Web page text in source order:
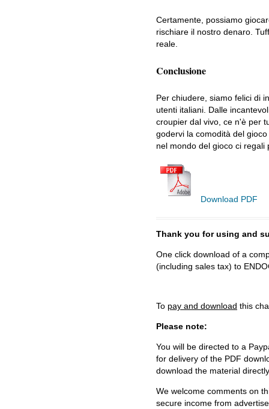
Certamente, possiamo
rischiare il nostro denaro.
reale.
Conclusione
Per chiudere, siamo felici di
utenti italiani. Dalle
croupier dal vivo, ce n'è per
godervi la comodità del
nel mondo del gioco ci
Download PDF
Thank you for using and
One click download of a
(including sales tax) to
To pay and download this
Please note:
You will be directed to a
for delivery of the PDF
download the material
We welcome comments on
secure income from